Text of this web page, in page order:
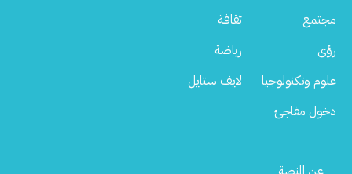
مجتمع
ثقافة
رؤى
رياضة
علوم وتكنولوجيا
لايف ستايل
دخول مفاجئ
Footer